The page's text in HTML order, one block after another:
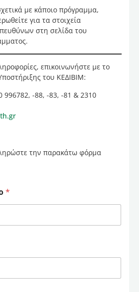
με κάποιο πρόγραμμα,
για τα στοιχεία
στη σελίδα του
επικοινωνήστε με το
του ΚΕΔΙΒΙΜ:
-88, -83, -81 & 2310
την παρακάτω φόρμα
*